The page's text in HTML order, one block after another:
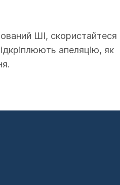
ШІ, скористайтеся
апеляцію, як